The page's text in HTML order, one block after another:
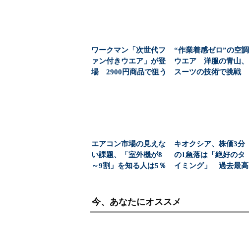
ワークマン「次世代フ
ァン付きウエア」が登
場 2900円商品で狙う
“作業着感ゼロ”の空調
ウエア 洋服の青山、
スーツの技術で挑戦
エアコン市場の見えな
い課題、「室外機が8
～9割」を知る人は5％
キオクシア、株価3分
の1急落は「絶好のタ
イミング」 過去最高
今、あなたにオススメ